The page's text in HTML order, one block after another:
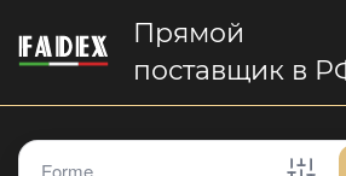
Прямой
поставщик в